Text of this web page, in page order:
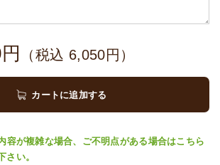
円 （税込 6,050円）
カートに追加する
容が複雑な場合、ご不明点がある場合はこちら
さい。